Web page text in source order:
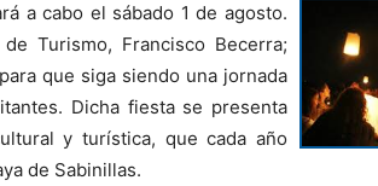
a cabo el sábado 1 de agosto.
Turismo, Francisco Becerra;
que siga siendo una jornada
Dicha fiesta se presenta
y turística, que cada año
de Sabinillas.